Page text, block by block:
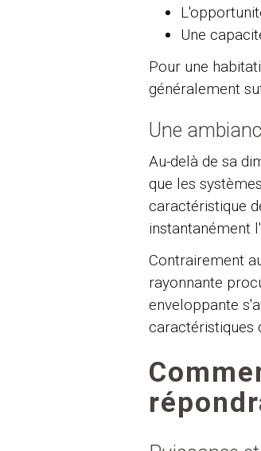
Une
Pour une
généralement
Une
Au-delà de sa
que les
caractéristique
instantanément
Contrairement
rayonnante
enveloppante
caractéristiques